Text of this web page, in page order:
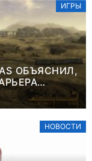
ИГРЫ
ОБЪЯСНИЛ,
НОВОСТИ